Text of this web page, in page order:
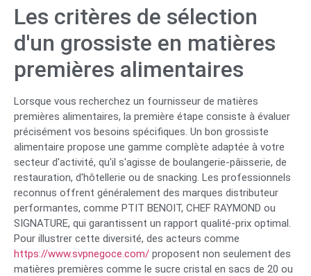
Les critères de sélection
d'un grossiste en matières
premières alimentaires
Lorsque vous recherchez un fournisseur de matières
premières alimentaires, la première étape consiste à évaluer
précisément vos besoins spécifiques. Un bon grossiste
alimentaire propose une gamme complète adaptée à votre
secteur d'activité, qu'il s'agisse de boulangerie-pâisserie, de
restauration, d'hôtellerie ou de snacking. Les professionnels
reconnus offrent généralement des marques distributeur
performantes, comme PTIT BENOIT, CHEF RAYMOND ou
SIGNATURE, qui garantissent un rapport qualité-prix optimal.
Pour illustrer cette diversité, des acteurs comme
https://www.svpnegoce.com/ proposent non seulement des
matières premières comme le sucre cristal en sacs de 20 ou